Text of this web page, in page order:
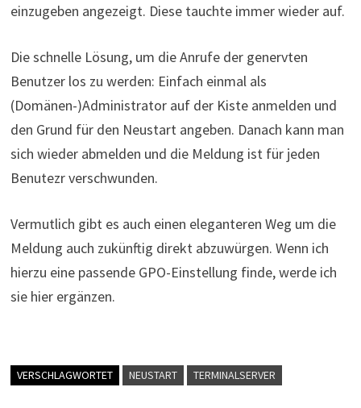
einzugeben angezeigt. Diese tauchte immer wieder auf.
Die schnelle Lösung, um die Anrufe der genervten
Benutzer los zu werden: Einfach einmal als
(Domänen-)Administrator auf der Kiste anmelden und
den Grund für den Neustart angeben. Danach kann man
sich wieder abmelden und die Meldung ist für jeden
Benutezr verschwunden.
Vermutlich gibt es auch einen eleganteren Weg um die
Meldung auch zukünftig direkt abzuwürgen. Wenn ich
hierzu eine passende GPO-Einstellung finde, werde ich
sie hier ergänzen.
VERSCHLAGWORTET NEUSTART TERMINALSERVER